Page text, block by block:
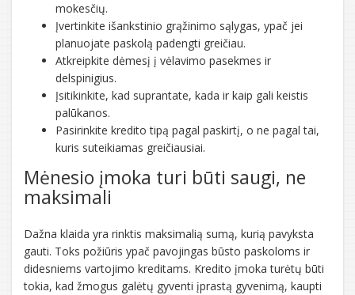
mokesčių.
Įvertinkite išankstinio grąžinimo sąlygas, ypač jei
planuojate paskolą padengti greičiau.
Atkreipkite dėmesį į vėlavimo pasekmes ir
delspinigius.
Įsitikinkite, kad suprantate, kada ir kaip gali keistis
palūkanos.
Pasirinkite kredito tipą pagal paskirtį, o ne pagal tai,
kuris suteikiamas greičiausiai.
Mėnesio įmoka turi būti saugi, ne
maksimali
Dažna klaida yra rinktis maksimalią sumą, kurią pavyksta
gauti. Toks požiūris ypač pavojingas būsto paskoloms ir
didesniems vartojimo kreditams. Kredito įmoka turėtų būti
tokia, kad žmogus galėtų gyventi įprastą gyvenimą, kaupti